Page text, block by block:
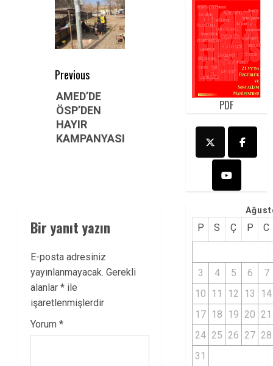
Post
navigation
Previous
Previous
post:
AMED’DE
ÖSP’DEN
HAYIR
KAMPANYASI
Bir yanıt yazın
E-posta adresiniz
yayınlanmayacak. Gerekli
alanlar * ile
işaretlenmişlerdir
Yorum *
PDF
P S Ç P C
3 4 5 6
7
10 11 12 13
14
17 18 19 20 21
24 25 26 27 28
31